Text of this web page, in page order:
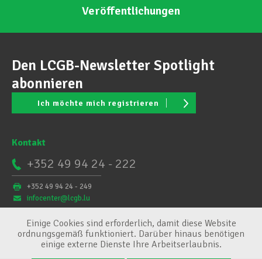
Veröffentlichungen
Den LCGB-Newsletter Spotlight
abonnieren
Ich möchte mich registrieren
Kontakt
+352 49 94 24 - 222
+352 49 94 24 - 249
infocenter@lcgb.lu
Einige Cookies sind erforderlich, damit diese Website
ordnungsgemäß funktioniert. Darüber hinaus benötigen
einige externe Dienste Ihre Arbeitserlaubnis.